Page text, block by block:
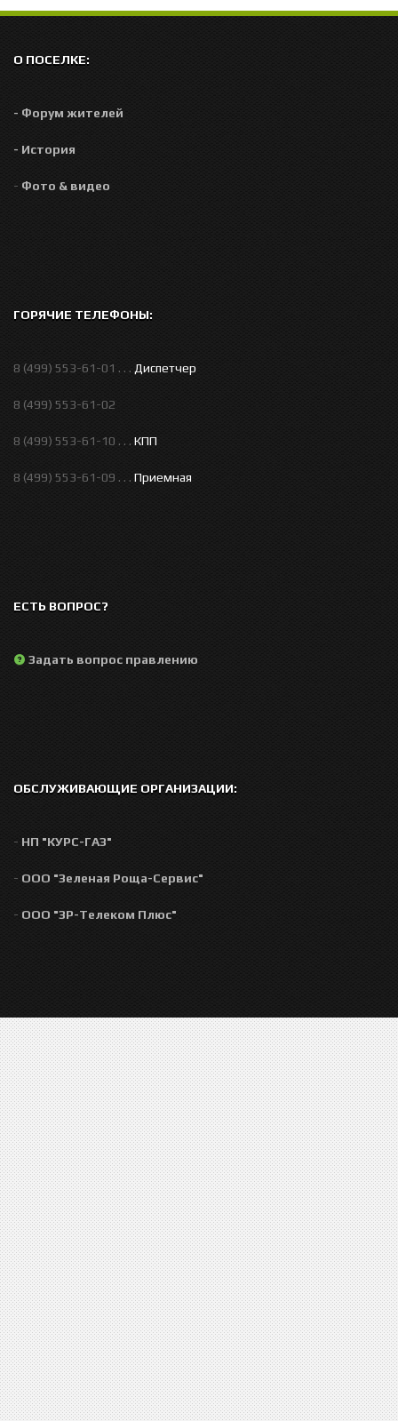
О ПОСЕЛКЕ:
- Форум жителей
- История
- Фото & видео
ГОРЯЧИЕ ТЕЛЕФОНЫ:
8 (499) 553-61-01 . . . Диспетчер
8 (499) 553-61-02
8 (499) 553-61-10 . . . КПП
8 (499) 553-61-09 . . . Приемная
ЕСТЬ ВОПРОС?
Задать вопрос правлению
ОБСЛУЖИВАЮЩИЕ ОРГАНИЗАЦИИ:
- НП "КУРС-ГАЗ"
- ООО "Зеленая Роща-Сервис"
- ООО "ЗР-Телеком Плюс"